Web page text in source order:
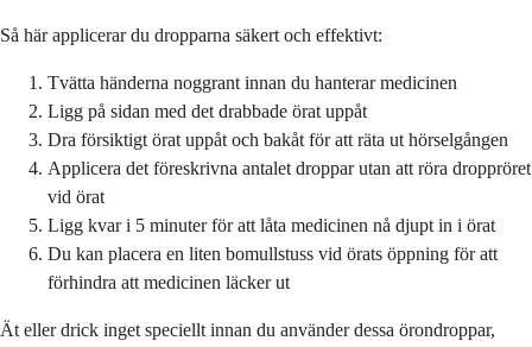
Så här applicerar du dropparna säkert och effektivt:
Tvätta händerna noggrant innan du hanterar medicinen
Ligg på sidan med det drabbade örat uppåt
Dra försiktigt örat uppåt och bakåt för att räta ut hörselgången
Applicera det föreskrivna antalet droppar utan att röra droppröret
vid örat
Ligg kvar i 5 minuter för att låta medicinen nå djupt in i örat
Du kan placera en liten bomullstuss vid örats öppning för att
förhindra att medicinen läcker ut
Ät eller drick inget speciellt innan du använder dessa örondroppar,